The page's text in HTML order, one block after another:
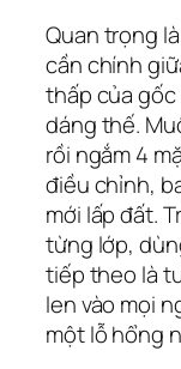
Quan trọng
cần chính
thấp của
dáng thế.
rồi ngắm 4
điều chỉnh,
mới lấp đất.
từng lớp,
tiếp theo là
len vào mọi
một lỗ hổng